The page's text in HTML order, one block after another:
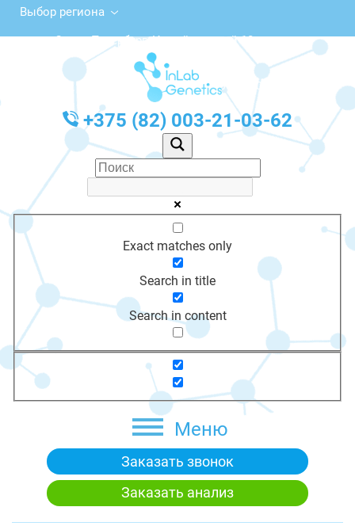
Выбор региона
Санкт-Петербург, Измайловский 18
с 10:00 до 20:00
График работы: Пн-Пт с 10:00 до 20:00
+375 (82) 003-21-03-62
Exact matches only
Search in title
Search in content
Меню
Заказать звонок
Заказать анализ